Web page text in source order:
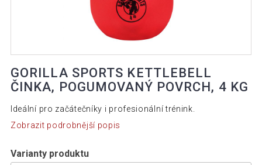
GORILLA SPORTS KETTLEBELL
ČINKA, POGUMOVANÝ POVRCH, 4 KG
Ideální pro začátečníky i profesionální trénink.
Zobrazit podrobnější popis
Varianty produktu